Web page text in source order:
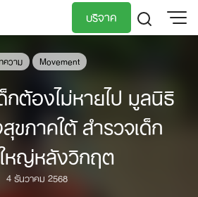
บริจาค
ความ Movement
ต้องไม่หายไป มูลนิธิ
ขภาคใต้ สำรวจเด็ก
หญ่หลังวิกฤต
4 ธันวาคม 2568